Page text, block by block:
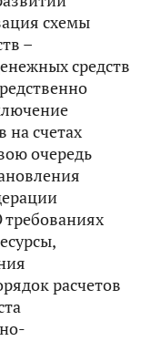
схемы
–
средств
на счетах
очередь
расчетов